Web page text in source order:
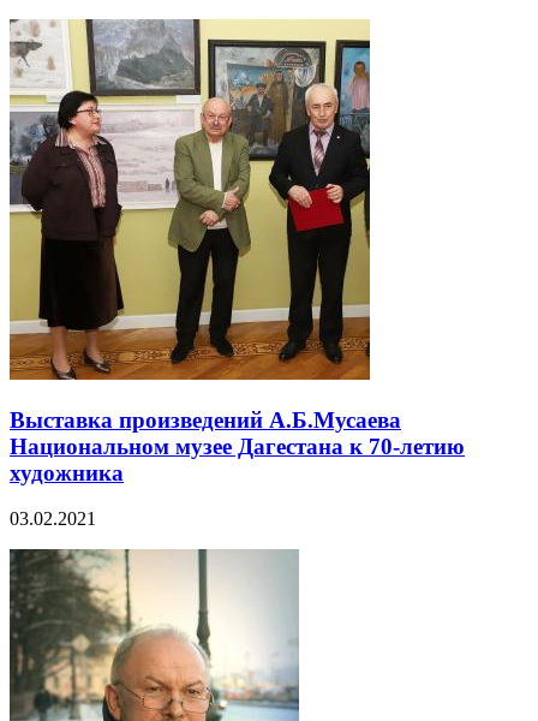
Выставка произведений А.Б.Мусаева
Национальном музее Дагестана к 70-летию
художника
03.02.2021